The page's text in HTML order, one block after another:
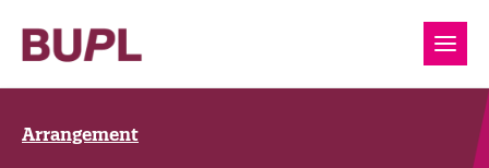
Arrangement